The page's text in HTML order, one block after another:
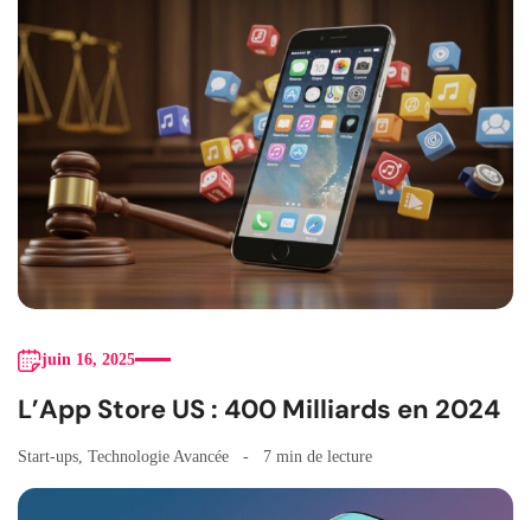
juin 16, 2025
L’App Store US : 400 Milliards en 2024
Start-ups Technologie Avancée 7 min de lecture